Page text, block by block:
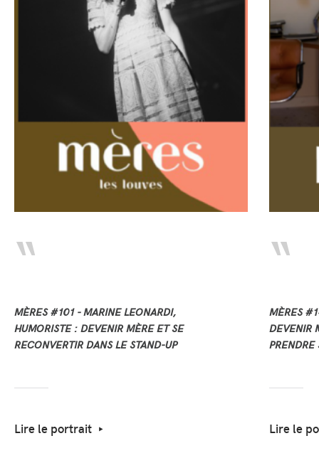
MÈRES #101 - MARINE LEONARDI,
HUMORISTE : DEVENIR MÈRE ET SE
RECONVERTIR DANS LE STAND-UP
Lire le portrait
MÈRES
DEVENIR
Lire le